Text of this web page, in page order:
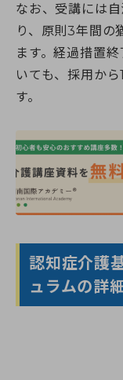
なお、受講には
り、原則3年間の
ます。経過措置
いても、採用か
す。
認知症介護
ュラムの詳